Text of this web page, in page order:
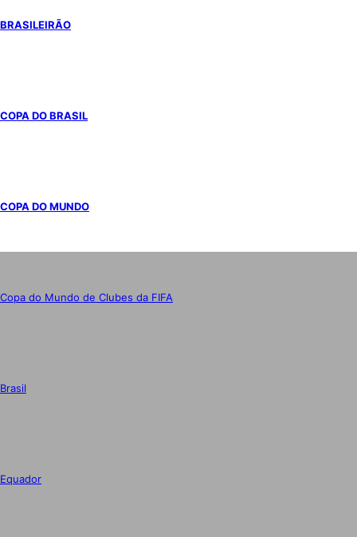
BRASILEIRÃO
COPA DO BRASIL
COPA DO MUNDO
Copa do Mundo de Clubes da FIFA
Brasil
Equador